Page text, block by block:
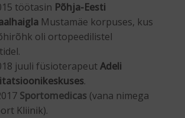
töötasin Põhja-Eesti
Mustamäe korpuses, kus
oli ortopeedilistel
juuli füsioterapeutAdeli
.
Sportomedicas (vana nimega
Kliinik).